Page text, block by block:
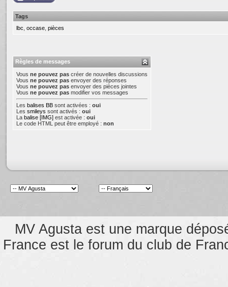
Tags
lbc occase pièces
Règles de messages
Vous ne pouvez pas créer de nouvelles discussions
Vous ne pouvez pas envoyer des réponses
Vous ne pouvez pas envoyer des pièces jointes
Vous ne pouvez pas modifier vos messages
Les balises BB sont activées : oui
Les smileys sont activés : oui
La balise [IMG] est activée : oui
Le code HTML peut être employé : non
MV Agusta est une marque
France est le forum du club de